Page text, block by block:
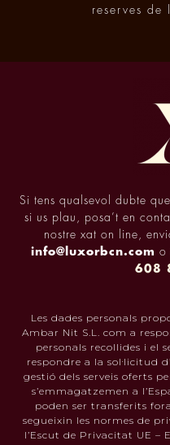
reserves de
Si tens qualsevol dubte
si us plau, posa’t en
nostre xat on line,
info@luxorbcn.com o
608
Les dades personals
Ambar Nit S.L. com a
personals recollides i el
respondre a la sol·licitud
gestió dels serveis oferts
s’emmagatzemen a
poden ser transferits
segueixin les normes de
l’Escut de Privacitat UE –